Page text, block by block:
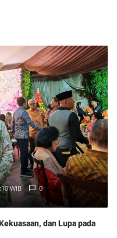
WIB 0
dan Lupa pada